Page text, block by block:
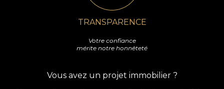
TRANSPARENCE
Votre confiance
mérite notre honnêteté
Vous avez un projet immobilier ?